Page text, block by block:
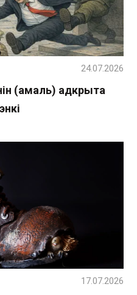
(амаль) адкрыта
24.07.2026
17.07.2026